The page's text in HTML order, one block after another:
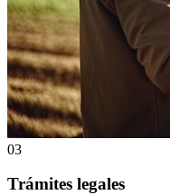
03
Trámites legales